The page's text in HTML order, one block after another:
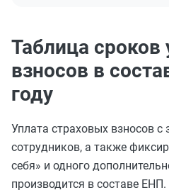
Таблица сроков
взносов в
году
Уплата страховых взносов с
сотрудников, а также
себя» и одного
производится в составе ЕНП.